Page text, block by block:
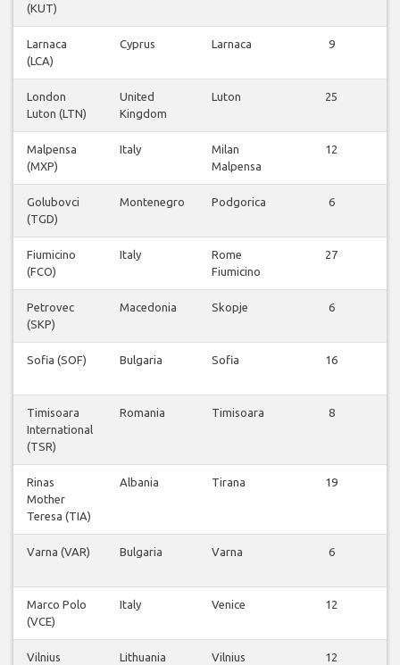
(KUT)
Larnaca
(LCA)
Cyprus Larnaca
9
London
Luton (LTN)
United
Kingdom
Luton
25
Malpensa
(MXP)
Italy
Milan
Malpensa
12
Golubovci
(TGD)
Montenegro Podgorica
6
Fiumicino
(FCO)
Italy
Rome
Fiumicino
27
Petrovec
(SKP)
Macedonia Skopje
6
Sofia (SOF) Bulgaria Sofia
16
Timisoara
International
(TSR)
Romania Timisoara
8
Rinas
Mother
Teresa (TIA)
Albania Tirana
19
Varna (VAR) Bulgaria Varna
6
Marco Polo
(VCE)
Italy Venice
12
Vilnius
Lithuania Vilnius
12